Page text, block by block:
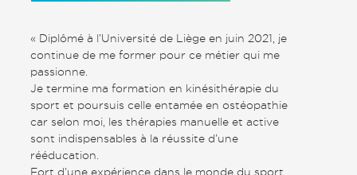
« Diplômé à l’Université de Liège en juin 2021, je
continue de me former pour ce métier qui me
passionne.
Je termine ma formation en kinésithérapie du
sport et poursuis celle entamée en ostéopathie
car selon moi, les thérapies manuelle et active
sont indispensables à la réussite d’une
rééducation.
Fort d’une expérience dans le monde du sport